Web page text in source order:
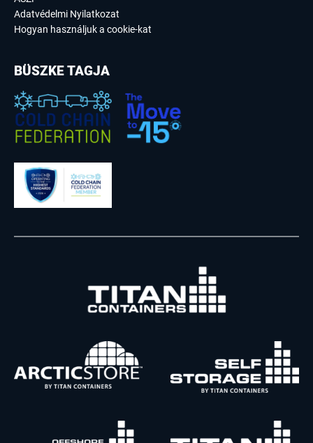
Adatvédelmi Nyilatkozat
Hogyan használjuk a cookie-kat
BÜSZKE TAGJA